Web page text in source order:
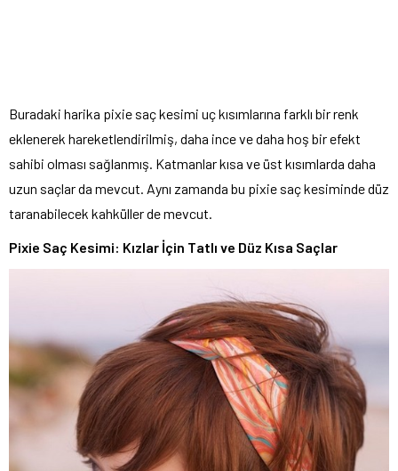
Buradaki harika pixie saç kesimi uç kısımlarına farklı bir renk
eklenerek hareketlendirilmiş, daha ince ve daha hoş bir efekt
sahibi olması sağlanmış. Katmanlar kısa ve üst kısımlarda daha
uzun saçlar da mevcut. Aynı zamanda bu pixie saç kesiminde düz
taranabilecek kahküller de mevcut.
Pixie Saç Kesimi: Kızlar İçin Tatlı ve Düz Kısa Saçlar